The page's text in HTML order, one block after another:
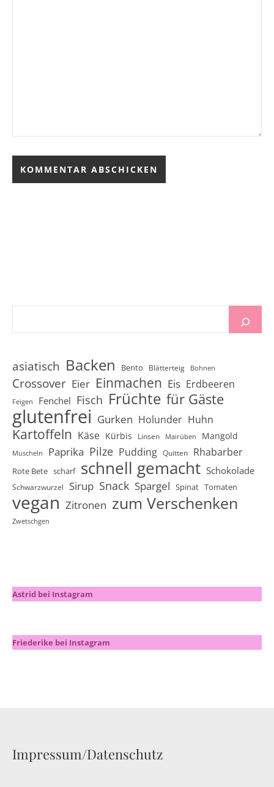
asiatisch Backen Bento Blätterteig Bohnen
Crossover Eier Einmachen Eis Erdbeeren
Feigen Fenchel Fisch Früchte für Gäste
glutenfrei Gurken Holunder Huhn
Kartoffeln Käse Kürbis Linsen Mairüben Mangold
Muscheln Paprika Pilze Pudding Quitten Rhabarber
Rote Bete scharf schnell gemacht Schokolade
Schwarzwurzel Sirup Snack Spargel Spinat Tomaten
vegan Zitronen zum Verschenken
Zwetschgen
Astrid bei Instagram
Friederike bei Instagram
Impressum/Datenschutz